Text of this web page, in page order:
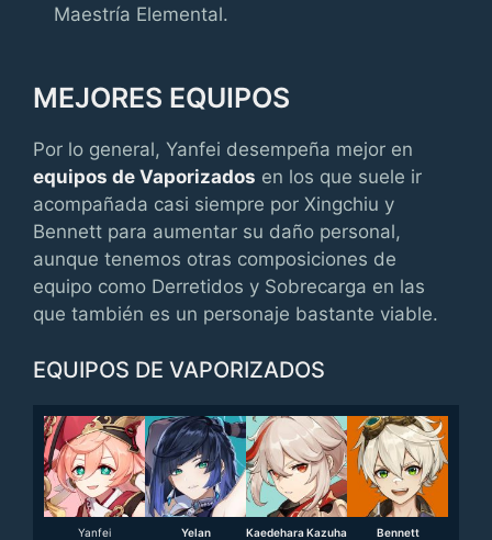
Maestría Elemental.
MEJORES EQUIPOS
Por lo general, Yanfei desempeña mejor en
equipos de Vaporizados en los que suele ir
acompañada casi siempre por Xingchiu y
Bennett para aumentar su daño personal,
aunque tenemos otras composiciones de
equipo como Derretidos y Sobrecarga en las
que también es un personaje bastante viable.
EQUIPOS DE VAPORIZADOS
Yanfei Yelan Kaedehara Kazuha Bennett